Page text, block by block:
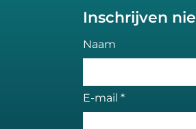
Inschrijven
Naam
E-mail *